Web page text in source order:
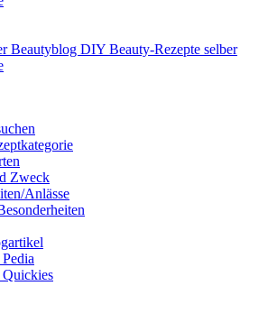
– Natürlich schön:
DIY Beautyblog
– Natürlich schön:
DIY Beautyblog
DIY Beautyblog
Zweck
Anlässe